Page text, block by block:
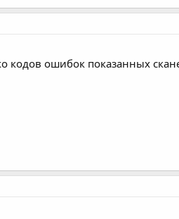
кодов ошибок показанных